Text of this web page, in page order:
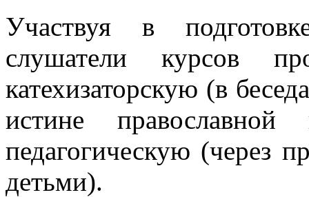
Участвуя в
слушатели курсов
катехизаторскую (в
истине
педагогическую (через
детьми).